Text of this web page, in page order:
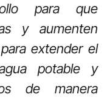
para que
y aumenten
extender el
potable y
de manera